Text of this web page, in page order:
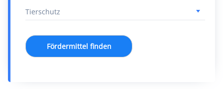
Fördermittel finden